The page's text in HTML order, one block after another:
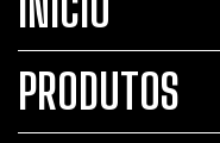
PRODUTOS